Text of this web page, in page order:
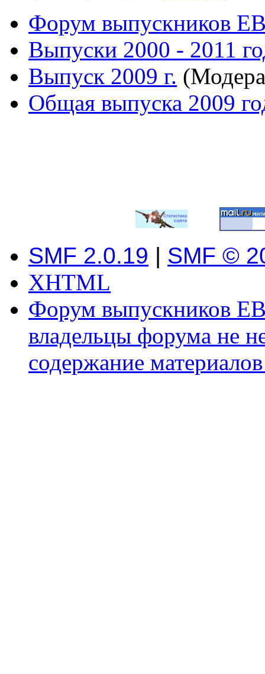
Форум выпускников
Выпуски 2000 - 2011
Выпуск 2009 г.
Общая выпуска 2009
SMF 2.0.19 | SMF ©
XHTML
Форум выпускников
владельцы форума не
содержание